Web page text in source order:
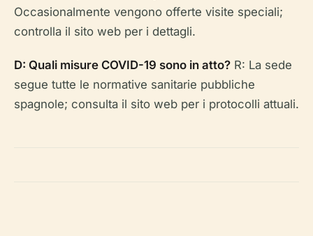
Occasionalmente vengono offerte visite speciali;
controlla il sito web per i dettagli.
D: Quali misure COVID-19 sono in atto? R: La sede
segue tutte le normative sanitarie pubbliche
spagnole; consulta il sito web per i protocolli attuali.